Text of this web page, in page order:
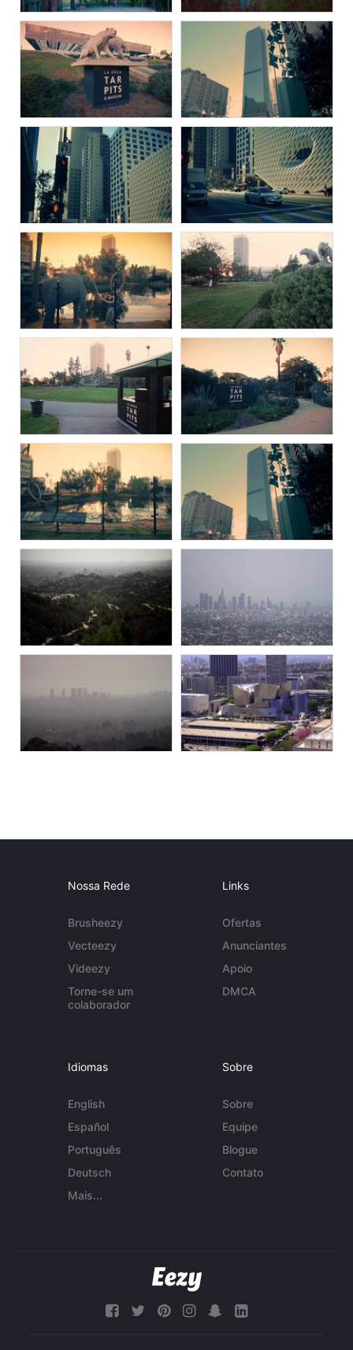
Nossa Rede
Brusheezy
Vecteezy
Videezy
Torne-se um
colaborador
Links
Ofertas
Anunciantes
Apoio
DMCA
Idiomas
English
Español
Português
Deutsch
Mais...
Sobre
Sobre
Equipe
Blogue
Contato